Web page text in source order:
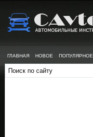
ГЛАВНАЯ НОВОЕ ПОПУЛЯРНОЕ